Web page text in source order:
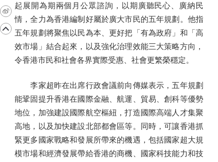
起展開為期兩個月公眾諮詢，以期廣聽民心、廣納民
情，全力為香港編制好屬於廣大市民的五年規劃。他指
五年規劃將聚焦以民為本、更好把「有為政府」和「高
效市場」結合起來，以及強化治理效能三大策略方向，
令香港市民和社會各界實際受惠、社會更繁榮穩定。
李家超昨在出席行政會議前向傳媒表示，五年規劃
能鞏固提升香港在國際金融、航運、貿易、創科等優勢
地位，加強建設國際航空樞紐，打造國際高端人才集聚
高地，以及加快建設北部都會區等。同時，可讓香港抓
緊更多國家戰略和發展所帶來的機遇，包括國家超大規
模市場和經濟發展帶給香港的商機、國家科技能力和技